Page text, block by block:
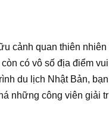
cảnh quan thiên nhiên
có vô số địa điểm
du lịch Nhật Bản,
những công viên giải